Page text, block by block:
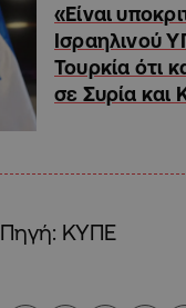
«Είναι
Ισραηλινού
Τουρκία ότι
σε Συρία και
Πηγή: ΚΥΠΕ